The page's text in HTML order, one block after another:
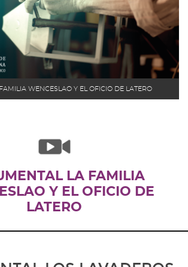
WENCESLAO Y EL OFICIO DE LATERO
LA FAMILIA
Y EL OFICIO DE
LATERO